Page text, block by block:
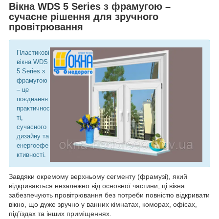
Вікна WDS 5 Series з фрамугою –
сучасне рішення для зручного
провітрювання
Пластикові
вікна WDS
5 Series з
фрамугою
– це
поєднання
практичнос
ті,
сучасного
дизайну та
енергоефе
ктивності.
Завдяки окремому верхньому сегменту (фрамузі), який
відкривається незалежно від основної частини, ці вікна
забезпечують провітрювання без потреби повністю відкривати
вікно, що дуже зручно у ванних кімнатах, коморах, офісах,
під’їздах та інших приміщеннях.